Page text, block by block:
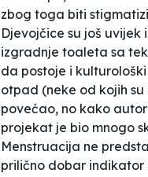
zbog toga biti
Djevojčice su još uvijek
izgradnje toaleta sa
da postoje i
otpad (neke od kojih
povećao, no kako
projekat je bio mnogo
Menstruacija ne
prilično dobar indikator